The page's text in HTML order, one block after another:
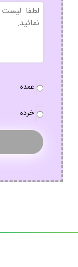
بدون
عنوان
نوع
عمده
خرده